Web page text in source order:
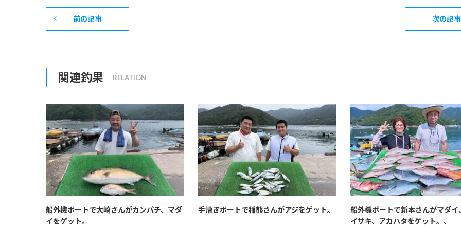
前の記事 次の記事
関連釣果
船外機ボートで大崎さんがカンパチ、マダ
イをゲット。
手漕ぎボートで稲熊さんがアジをゲット。
船外機ボートで新本さんがマダイ
イサキ、アカハタをゲット。、